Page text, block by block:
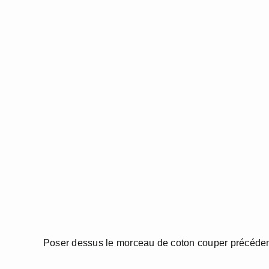
Poser dessus le morceau de coton couper